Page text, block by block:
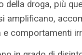
della droga, più
amplificano,
e comportamenti